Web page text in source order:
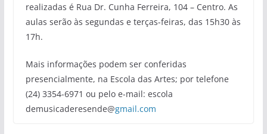
realizadas é Rua Dr. Cunha Ferreira, 104 – Centro. As
aulas serão às segundas e terças-feiras, das 15h30 às
17h.
Mais informações podem ser conferidas
presencialmente, na Escola das Artes; por telefone
(24) 3354-6971 ou pelo e-mail: escola
demusicaderesende@gmail.com